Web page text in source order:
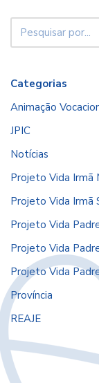
Categorias
Animação
JPIC
Notícias
Projeto Vida Irmã
Projeto Vida Irmã
Projeto Vida
Projeto Vida
Projeto Vida
Província
REAJE